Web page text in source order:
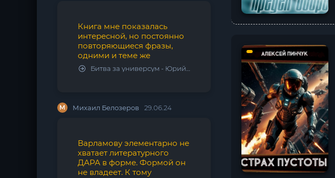
Книга мне показалась
интересной, но постоянно
повторяющиеся фразы,
одними и теме же
Битва за универсум - Юрий Тарарев, Александр Тарарев
М Михаил Белозеров 29.06.24
Варламову элементарно не
хватает литературного
ДАРА в форме. Формой он
не владеет. К тому